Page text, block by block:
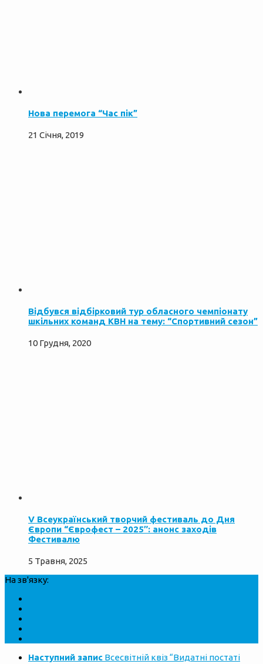
Нова перемога “Час пік”
21 Січня, 2019
Відбувся відбірковий тур обласного чемпіонату
шкільних команд КВН на тему: “Спортивний сезон”
10 Грудня, 2020
V Всеукраїнський творчий фестиваль до Дня
Європи “Єврофест – 2025″: анонс заходів
Фестивалю
5 Травня, 2025
На зв'язку:
Наступний запис Всесвітній квіз “Видатні постаті